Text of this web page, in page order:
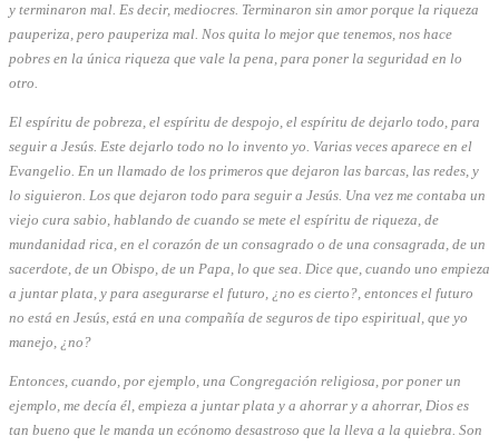
y terminaron mal. Es decir, mediocres. Terminaron sin amor porque la riqueza
pauperiza, pero pauperiza mal. Nos quita lo mejor que tenemos, nos hace
pobres en la única riqueza que vale la pena, para poner la seguridad en lo
otro.
El espíritu de pobreza, el espíritu de despojo, el espíritu de dejarlo todo, para
seguir a Jesús. Este dejarlo todo no lo invento yo. Varias veces aparece en el
Evangelio. En un llamado de los primeros que dejaron las barcas, las redes, y
lo siguieron. Los que dejaron todo para seguir a Jesús. Una vez me contaba un
viejo cura sabio, hablando de cuando se mete el espíritu de riqueza, de
mundanidad rica, en el corazón de un consagrado o de una consagrada, de un
sacerdote, de un Obispo, de un Papa, lo que sea. Dice que, cuando uno empieza
a juntar plata, y para asegurarse el futuro, ¿no es cierto?, entonces el futuro
no está en Jesús, está en una compañía de seguros de tipo espiritual, que yo
manejo, ¿no?
Entonces, cuando, por ejemplo, una Congregación religiosa, por poner un
ejemplo, me decía él, empieza a juntar plata y a ahorrar y a ahorrar, Dios es
tan bueno que le manda un ecónomo desastroso que la lleva a la quiebra. Son